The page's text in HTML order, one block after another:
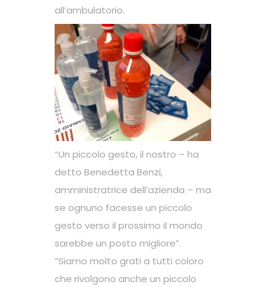
all’ambulatorio.
“Un piccolo gesto, il nostro – ha
detto Benedetta Benzi,
amministratrice dell’azienda – ma
se ognuno facesse un piccolo
gesto verso il prossimo il mondo
sarebbe un posto migliore”.
“Siamo molto grati a tutti coloro
che rivolgono anche un piccolo